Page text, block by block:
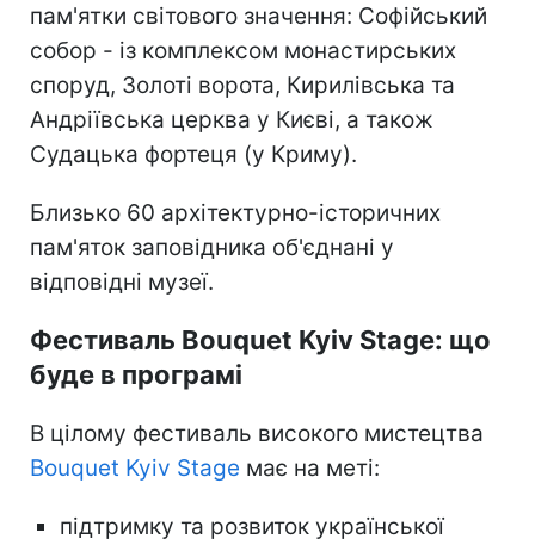
пам'ятки світового значення: Софійський
собор - із комплексом монастирських
споруд, Золоті ворота, Кирилівська та
Андріївська церква у Києві, а також
Судацька фортеця (у Криму).
Близько 60 архітектурно-історичних
пам'яток заповідника об'єднані у
відповідні музеї.
Фестиваль Bouquet Kyiv Stage: що
буде в програмі
В цілому фестиваль високого мистецтва
Bouquet Kyiv Stage має на меті:
підтримку та розвиток української